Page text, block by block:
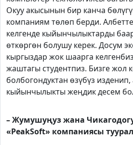
Окуу акысынын бир канча
компаниям төлөп берди.
келгенде кыйынчылыктарды
өткөргөн болушу керек. Досум
кыргыздар жок шаарга
жаштагы студентпиз. Бизге жол
болбогондуктан өзүбүз
кыйынчылыкты жеңдик десем
– Жумушуңуз жана
«PeakSoft» компаниясы